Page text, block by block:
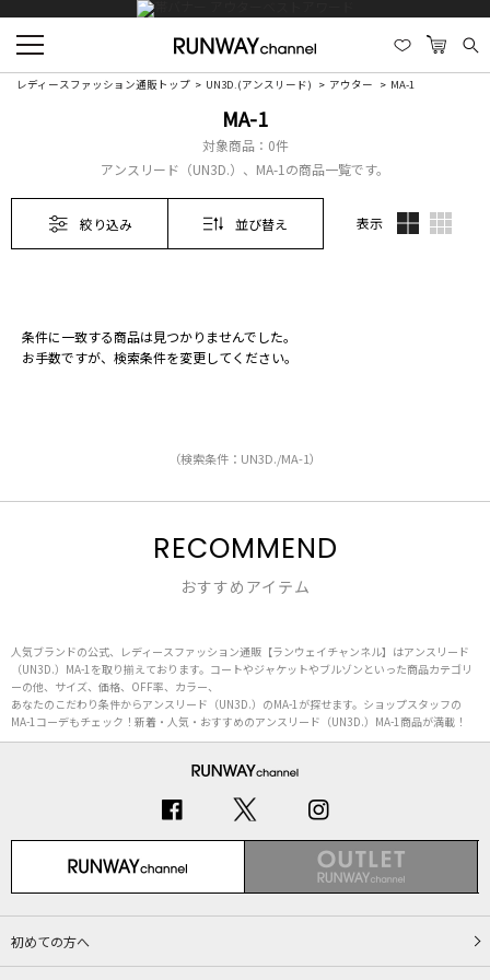
レディースファッション通販トップ UN3D.(アンスリード) アウター MA-1
MA-1
対象商品： 0件
アンスリード（UN3D.）、MA-1の商品一覧です。
絞り込み 並び替え 表示
条件に一致する商品は見つかりませんでした。
お手数ですが、検索条件を変更してください。
（検索条件：UN3D./MA-1）
RECOMMEND
おすすめアイテム
人気ブランドの公式、レディースファッション通販【ランウェイチャンネル】はアンスリード
（UN3D.）MA-1を取り揃えております。コートやジャケットやブルゾンといった商品カテゴリ
ーの他、サイズ、価格、OFF率、カラー、
あなたのこだわり条件からアンスリード（UN3D.）のMA-1が探せます。ショップスタッフの
MA-1コーデもチェック！新着・人気・おすすめのアンスリード（UN3D.）MA-1商品が満載！
初めての方へ